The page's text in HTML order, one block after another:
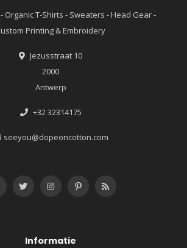
Organic T-Shirts - Sweaters - Head Gear -
Printing & Embroidery
Jezusstraat 10
2000
Antwerp
+32 32314175
seeyou@dopeoncotton.com
Informatie